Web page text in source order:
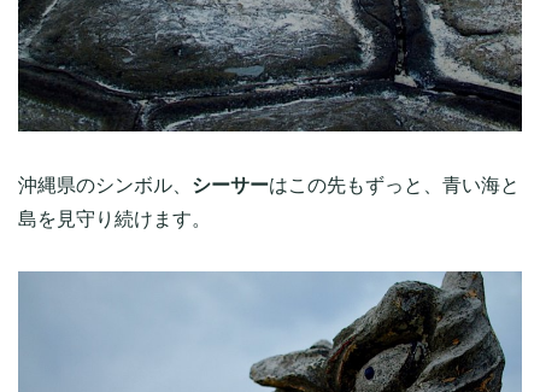
沖縄県のシンボル、 シーサーはこの先もずっと、青い海と
島を見守り続けます。